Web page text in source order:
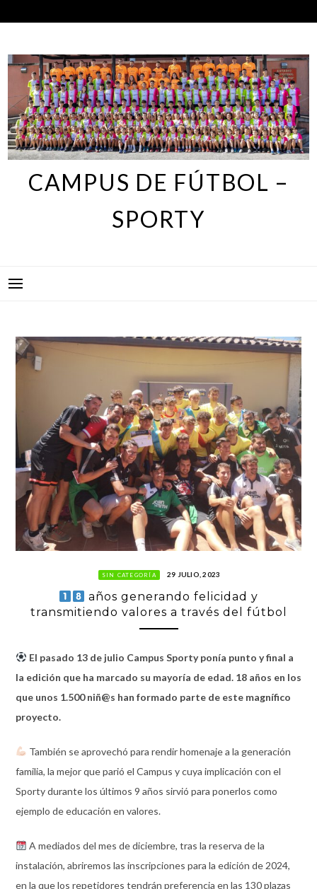
to
CAMPUS DE FÚTBOL –
SPORTY
SIN CATEGORÍA 29 JULIO, 2023
años generando felicidad y
transmitiendo valores a través del fútbol
El pasado 13 de julio Campus Sporty ponía punto y final a
la edición que ha marcado su mayoría de edad. 18 años en los
que unos 1.500 niñ@s han formado parte de este magnífico
proyecto.
También se aprovechó para rendir homenaje a la generación
familia, la mejor que parió el Campus y cuya implicación con el
Sporty durante los últimos 9 años sirvió para ponerlos como
ejemplo de educación en valores.
A mediados del mes de diciembre, tras la reserva de la
instalación, abriremos las inscripciones para la edición de 2024,
en la que los repetidores tendrán preferencia en las 130 plazas